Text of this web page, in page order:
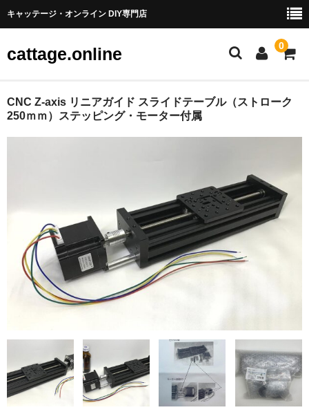
キャッテージ・オンライン DIY専門店
cattage.online 0
部品・パーツ
電源
スイッチ
アーケードスイッチ
リレー
バルブ
CNC Z-axis リニアガイド スライドテーブル（ストローク
250ｍｍ）ステッピング・モーター付属